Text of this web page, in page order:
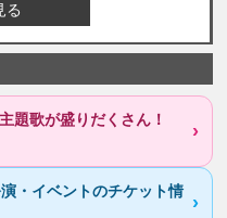
る
題歌が盛りだくさん！
・イベントのチケット情